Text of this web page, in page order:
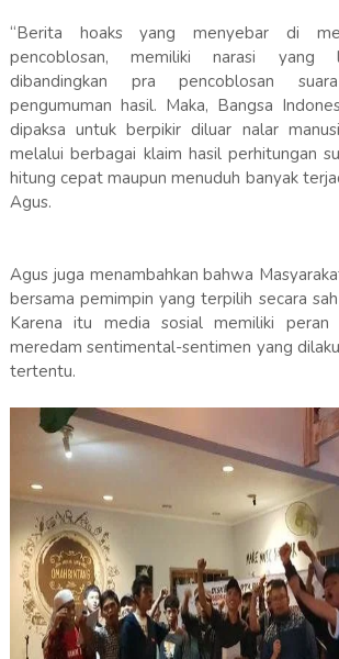
“Berita hoaks yang menyebar di
pencoblosan, memiliki narasi yang
dibandingkan pra pencoblosan
pengumuman hasil. Maka, Bangsa
dipaksa untuk berpikir diluar nalar
melalui berbagai klaim hasil perhitungan
hitung cepat maupun menuduh banyak
Agus.
Agus juga menambahkan bahwa
bersama pemimpin yang terpilih secara
Karena itu media sosial memiliki peran
meredam sentimental-sentimen yang
tertentu.